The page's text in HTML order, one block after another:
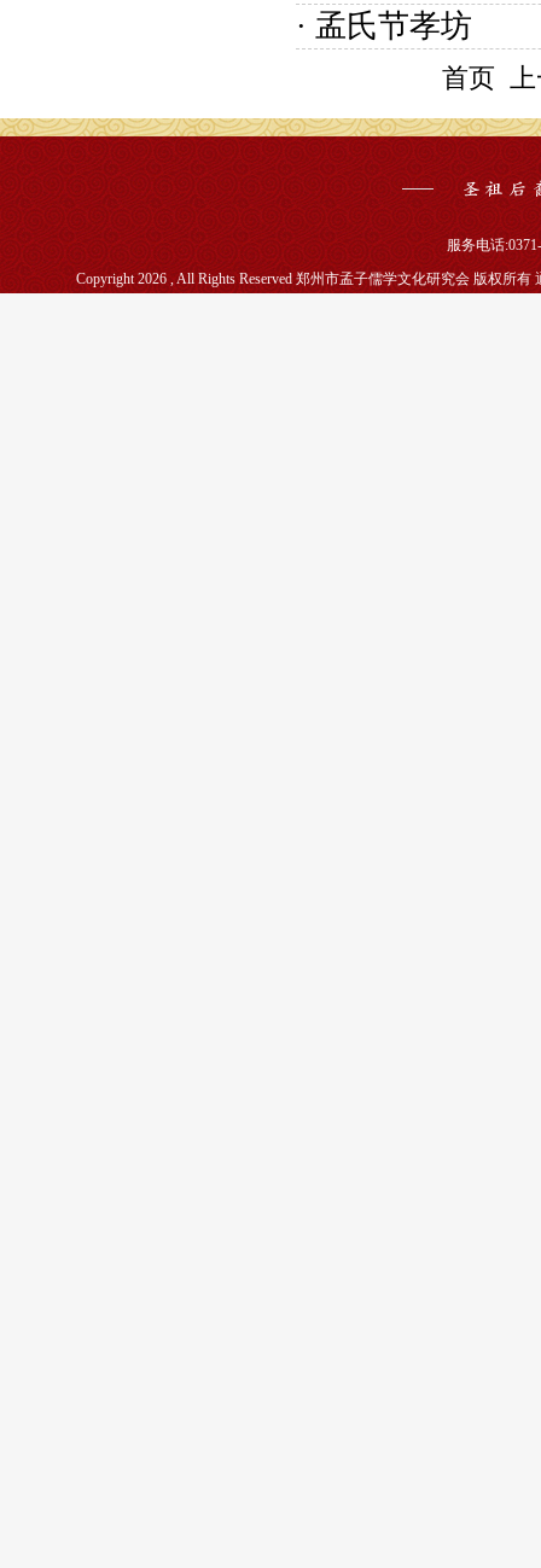
· 孟氏节孝坊
首页
服务电话
Copyright 2026 , All Rights Reserved 郑州市孟子儒学文化研究会 版权所